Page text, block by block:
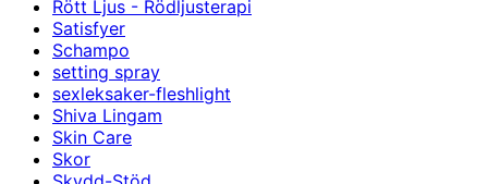
Rött Ljus - Rödljusterapi
Satisfyer
Schampo
setting spray
sexleksaker-fleshlight
Shiva Lingam
Skin Care
Skor